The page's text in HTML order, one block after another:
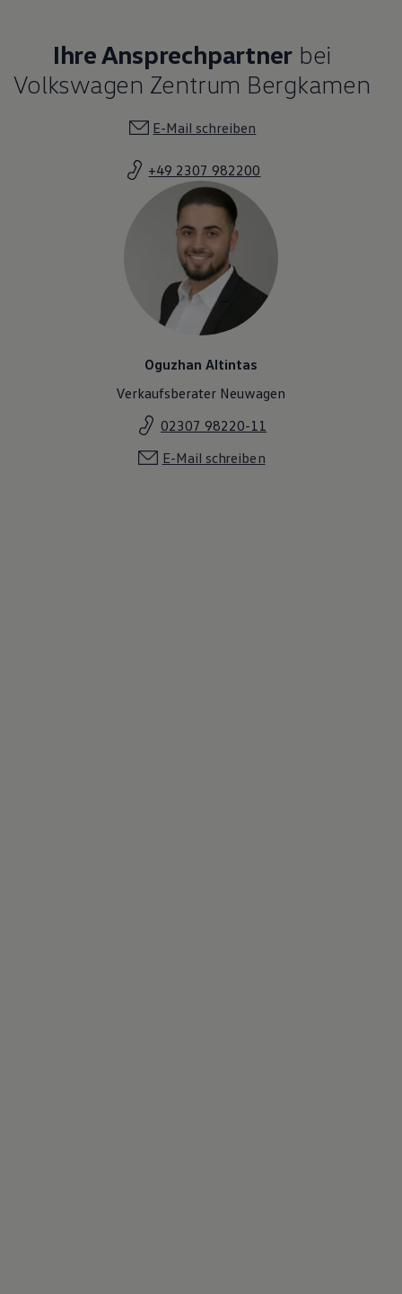
Ihre Ansprechpartner bei
Volkswagen Zentrum Bergkamen
E-Mail schreiben
+49 2307 982200
Oguzhan Altintas
Verkaufsberater Neuwagen
02307 98220-11
E-Mail schreiben